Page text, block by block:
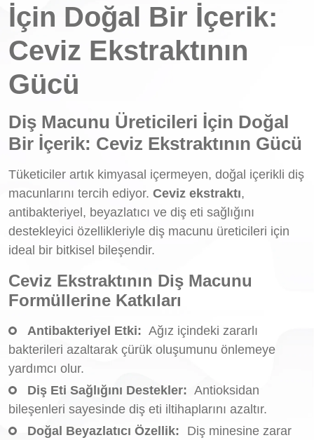
İçin Doğal Bir İçerik:
Ceviz Ekstraktının
Gücü
Diş Macunu Üreticileri İçin Doğal
Bir İçerik: Ceviz Ekstraktının Gücü
Tüketiciler artık kimyasal içermeyen, doğal içerikli diş
macunlarını tercih ediyor. Ceviz ekstraktı,
antibakteriyel, beyazlatıcı ve diş eti sağlığını
destekleyici özellikleriyle diş macunu üreticileri için
ideal bir bitkisel bileşendir.
Ceviz Ekstraktının Diş Macunu
Formüllerine Katkıları
Antibakteriyel Etki: Ağız içindeki zararlı
bakterileri azaltarak çürük oluşumunu önlemeye
yardımcı olur.
Diş Eti Sağlığını Destekler: Antioksidan
bileşenleri sayesinde diş eti iltihaplarını azaltır.
Doğal Beyazlatıcı Özellik:
Diş minesine zarar